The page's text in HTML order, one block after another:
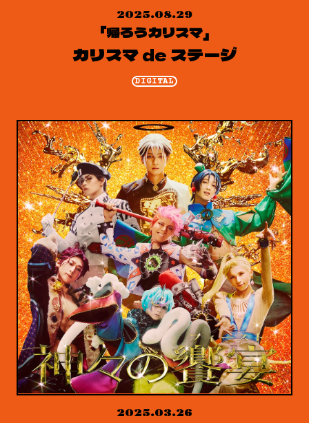
2025.08.29
「帰ろうカリスマ」
カリスマ de ステージ
DIGITAL
2025.03.26